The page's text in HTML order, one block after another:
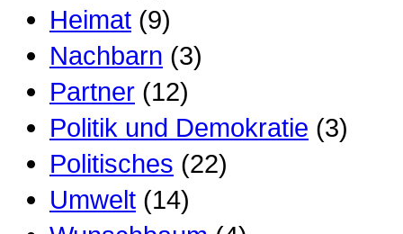
Heimat (9)
Nachbarn (3)
Partner (12)
Politik und Demokratie (3)
Politisches (22)
Umwelt (14)